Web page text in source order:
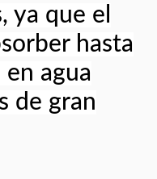
ya que el
hasta
en agua
de gran